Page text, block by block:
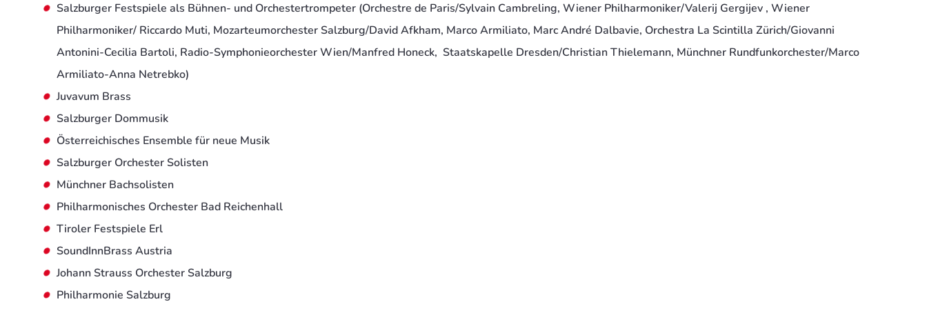
Salzburger Festspiele als Bühnen- und Orchestertrompeter (Orchestre de Paris/Sylvain Cambreling, Wiener Philharmoniker/Valerij Gergijev , Wiener
Philharmoniker/ Riccardo Muti, Mozarteumorchester Salzburg/David Afkham, Marco Armiliato, Marc André Dalbavie, Orchestra La Scintilla Zürich/Giovanni
Antonini-Cecilia Bartoli, Radio-Symphonieorchester Wien/Manfred Honeck, Staatskapelle Dresden/Christian Thielemann, Münchner Rundfunkorchester/Marco
Armiliato-Anna Netrebko)
Juvavum Brass
Salzburger Dommusik
Österreichisches Ensemble für neue Musik
Salzburger Orchester Solisten
Münchner Bachsolisten
Philharmonisches Orchester Bad Reichenhall
Tiroler Festspiele Erl
SoundInnBrass Austria
Johann Strauss Orchester Salzburg
Philharmonie Salzburg